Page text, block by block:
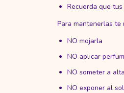
Recuerda que
Para mantenerlas te
NO mojarla
NO aplicar
NO someter a
NO exponer al